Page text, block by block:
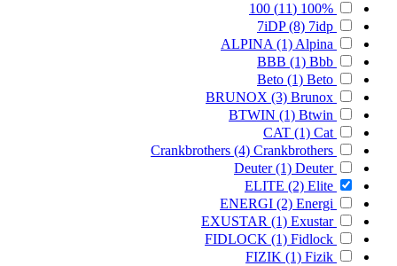
100%
(11)
100
7iDP (8) 7idp
ALPINA (1) Alpina
BBB (1) Bbb
Beto (1) Beto
BRUNOX (3) Brunox
BTWIN (1) Btwin
CAT (1) Cat
Crankbrothers (4) Crankbrothers
Deuter (1) Deuter
ELITE (2) Elite
ENERGI (2) Energi
EXUSTAR (1) Exustar
FIDLOCK (1) Fidlock
FIZIK (1) Fizik